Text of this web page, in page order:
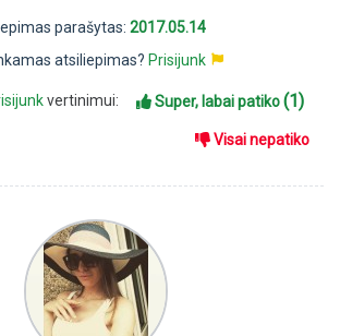
parašytas: 2017.05.14
atsiliepimas? Prisijunk
vertinimui: Super, labai patiko(1)
Visai nepatiko